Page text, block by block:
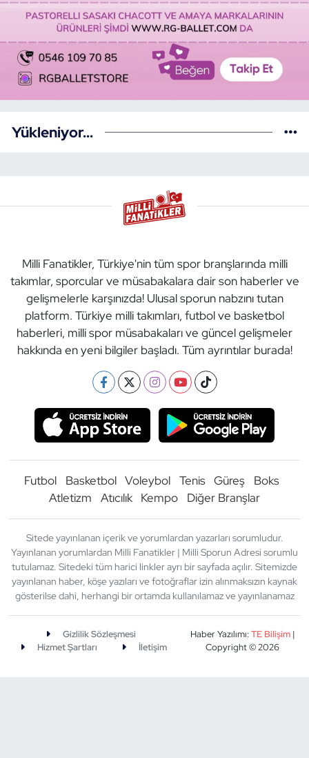
Yükleniyor...
Milli Fanatikler, Türkiye'nin tüm spor branşlarında milli
takımlar, sporcular ve müsabakalara dair son haberler ve
gelişmelerle karşınızda! Ulusal sporun nabzını tutan
platform. Türkiye milli takımları, futbol ve basketbol
haberleri, milli spor müsabakaları ve güncel gelişmeler
hakkında en yeni bilgiler başladı. Tüm ayrıntılar burada!
Futbol Basketbol Voleybol Tenis Güreş
Boks
Atletizm
Atıcılık Kempo Diğer Branşlar
Sitede yayınlanan içerik ve yorumlardan yazarları sorumludur.
Yayınlanan yorumlardan Milli Fanatikler | Milli Sporun Adresi sorumlu
tutulamaz. Sitedeki tüm harici linkler ayrı bir sayfada açılır. Sitemizde
yayınlanan haber, köşe yazıları ve fotoğraflar izin alınmaksızın kaynak
gösterilse dahi, herhangi bir ortamda kullanılamaz ve yayınlanamaz
Gizlilik Sözleşmesi
Hizmet Şartları
İletişim
Haber Yazılımı:TE Bilişim|
Copyright © 2026